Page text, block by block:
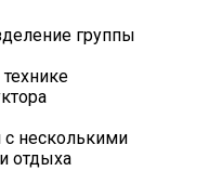
группы
с несколькими
отдыха